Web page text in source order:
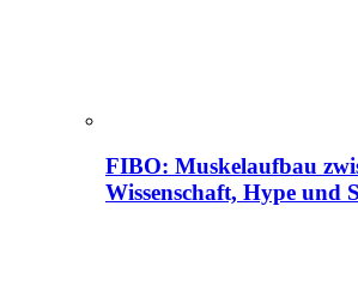
FIBO: Muskelaufbau
Wissenschaft, Hype und